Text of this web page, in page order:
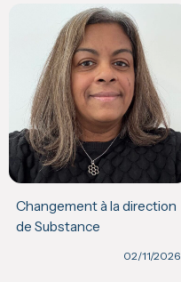
Changement à la direction
de Substance
02/11/2026